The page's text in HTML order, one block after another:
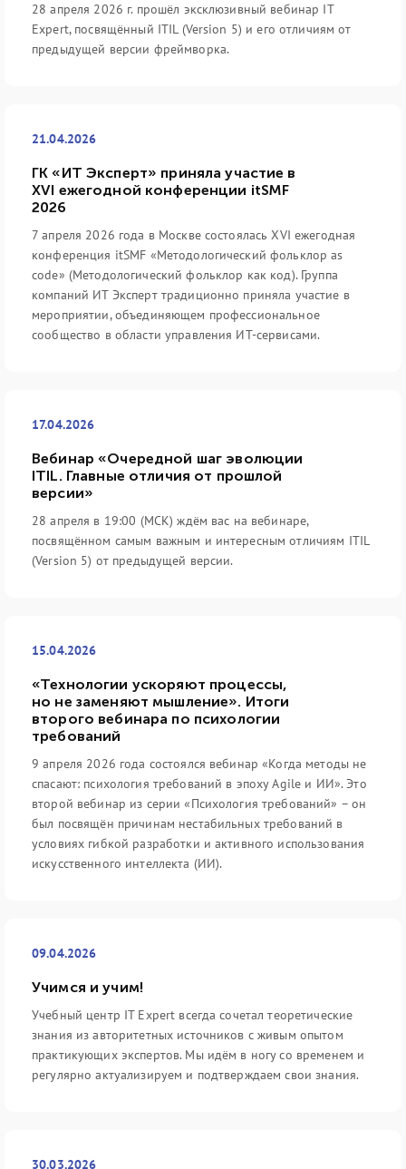
28 апреля 2026 г. прошёл эксклюзивный вебинар IT
Expert, посвящённый ITIL (Version 5) и его отличиям от
предыдущей версии фреймворка.
21.04.2026
ГК «ИТ Эксперт» приняла участие в
XVI ежегодной конференции itSMF
2026
7 апреля 2026 года в Москве состоялась XVI ежегодная
конференция itSMF «Методологический фольклор as
code» (Методологический фольклор как код). Группа
компаний ИТ Эксперт традиционно приняла участие в
мероприятии, объединяющем профессиональное
сообщество в области управления ИТ-сервисами.
17.04.2026
Вебинар «Очередной шаг эволюции
ITIL. Главные отличия от прошлой
версии»
28 апреля в 19:00 (МСК) ждём вас на вебинаре,
посвящённом самым важным и интересным отличиям ITIL
(Version 5) от предыдущей версии.
15.04.2026
«Технологии ускоряют процессы,
но не заменяют мышление». Итоги
второго вебинара по психологии
требований
9 апреля 2026 года состоялся вебинар «Когда методы не
спасают: психология требований в эпоху Agile и ИИ». Это
второй вебинар из серии «Психология требований» – он
был посвящён причинам нестабильных требований в
условиях гибкой разработки и активного использования
искусственного интеллекта (ИИ).
09.04.2026
Учимся и учим!
Учебный центр IT Expert всегда сочетал теоретические
знания из авторитетных источников с живым опытом
практикующих экспертов. Мы идём в ногу со временем и
регулярно актуализируем и подтверждаем свои знания.
30.03.2026